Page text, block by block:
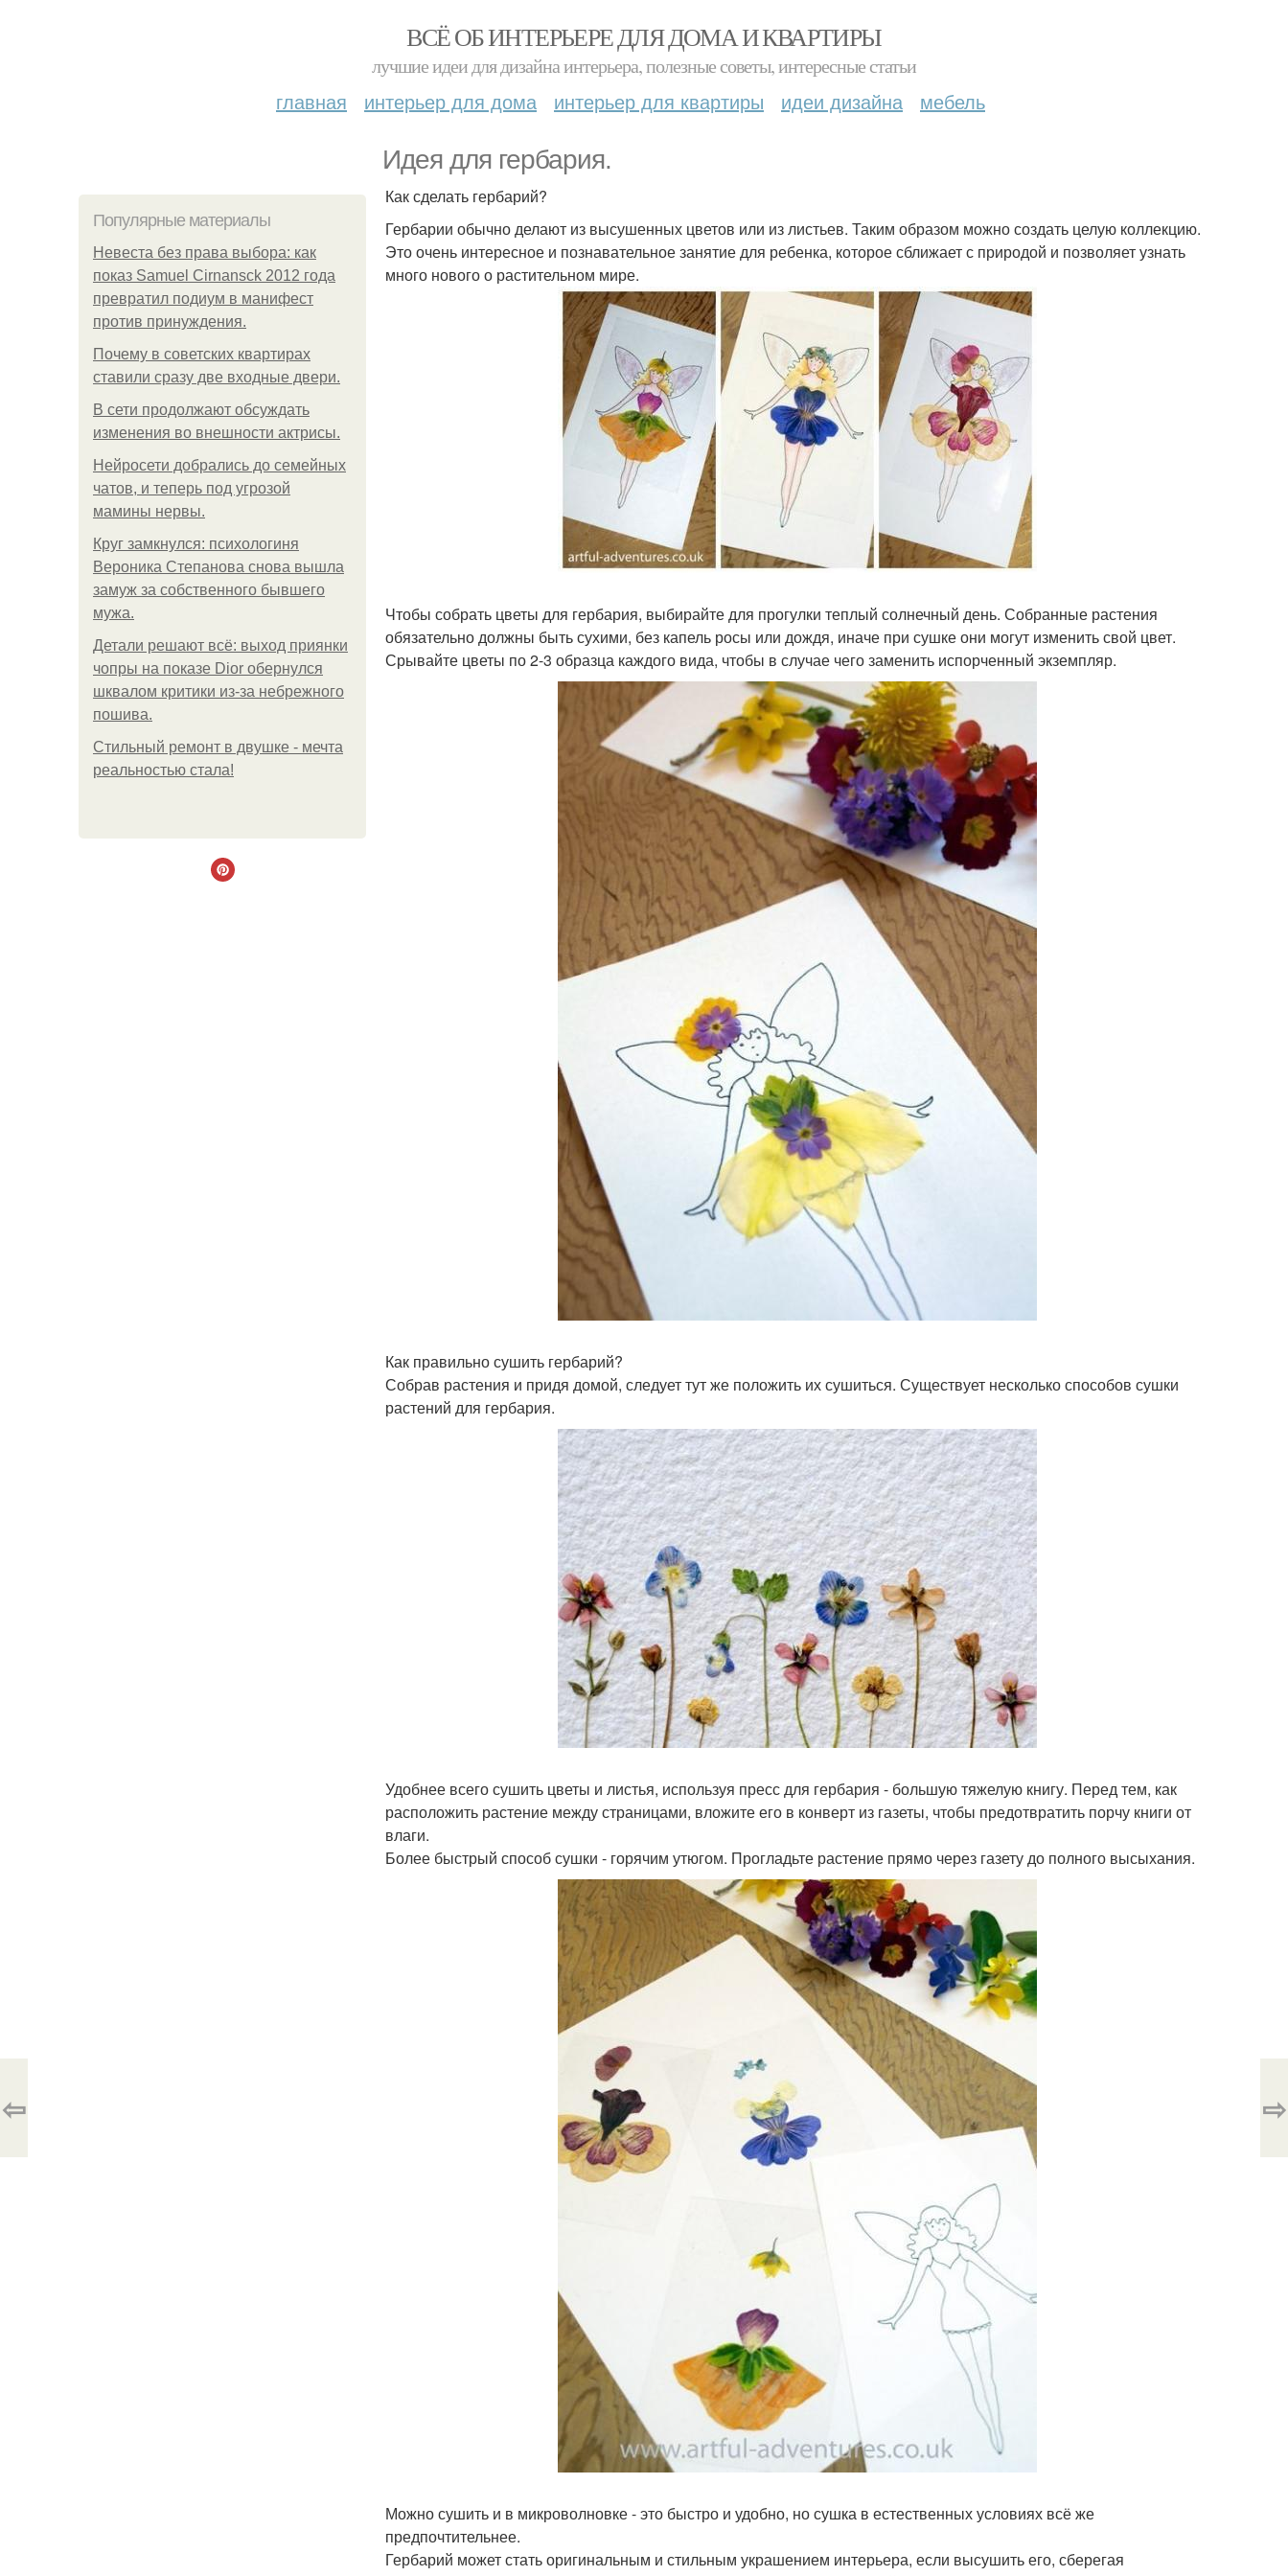
ВСЁ ОБ ИНТЕРЬЕРЕ ДЛЯ ДОМА И КВАРТИРЫ
лучшие идеи для дизайна интерьера, полезные советы, интересные статьи
главная интерьер для дома интерьер для квартиры идеи дизайна мебель
Идея для гербария.
Популярные материалы
Невеста без права выбора: как
показ Samuel Cirnansck 2012 года
превратил подиум в манифест
против принуждения.
Почему в советских квартирах
ставили сразу две входные двери.
В сети продолжают обсуждать
изменения во внешности актрисы.
Нейросети добрались до семейных
чатов, и теперь под угрозой
мамины нервы.
Круг замкнулся: психологиня
Вероника Степанова снова вышла
замуж за собственного бывшего
мужа.
Детали решают всё: выход приянки
чопры на показе Dior обернулся
шквалом критики из-за небрежного
пошива.
Стильный ремонт в двушке - мечта
реальностью стала!
Как сделать гербарий?
Гербарии обычно делают из высушенных цветов или из листьев. Таким образом можно создать целую коллекцию.
Это очень интересное и познавательное занятие для ребенка, которое сближает с природой и позволяет узнать
много нового о растительном мире.
Чтобы собрать цветы для гербария, выбирайте для прогулки теплый солнечный день. Собранные растения
обязательно должны быть сухими, без капель росы или дождя, иначе при сушке они могут изменить свой цвет.
Срывайте цветы по 2-3 образца каждого вида, чтобы в случае чего заменить испорченный экземпляр.
Как правильно сушить гербарий?
Собрав растения и придя домой, следует тут же положить их сушиться. Существует несколько способов сушки
растений для гербария.
Удобнее всего сушить цветы и листья, используя пресс для гербария - большую тяжелую книгу. Перед тем, как
расположить растение между страницами, вложите его в конверт из газеты, чтобы предотвратить порчу книги от
влаги.
Более быстрый способ сушки - горячим утюгом. Прогладьте растение прямо через газету до полного высыхания.
Можно сушить и в микроволновке - это быстро и удобно, но сушка в естественных условиях всё же
предпочтительнее.
Гербарий может стать оригинальным и стильным украшением интерьера, если высушить его, сберегая
⇦ ⇨